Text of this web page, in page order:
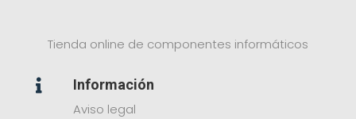
Tienda online de componentes informáticos

Información
Aviso legal